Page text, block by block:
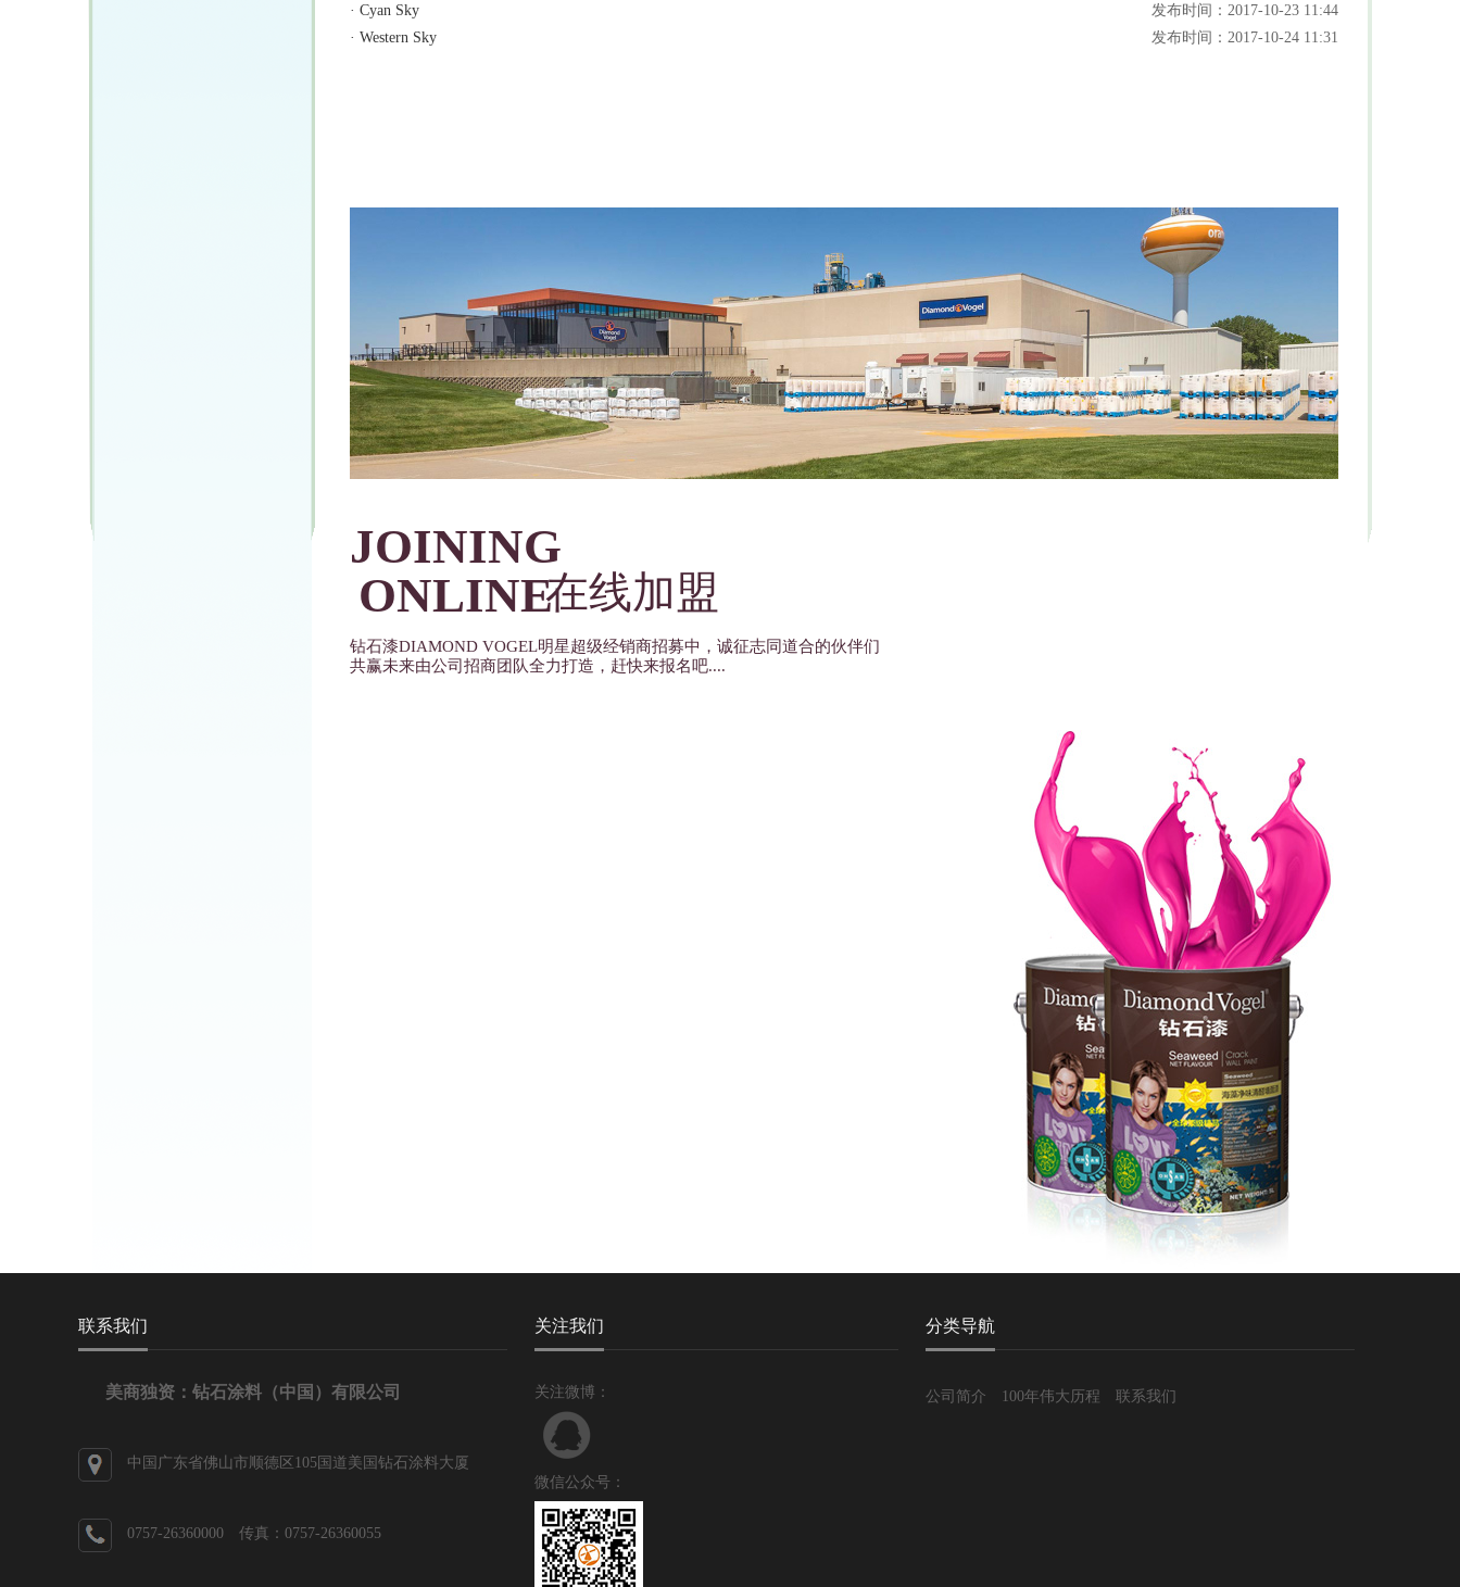
· Cyan Sky
发布时间：2017-10-23 11:44
· Western Sky 发布时间：2017-10-24 11:31
JOINING
ONLINE在线加盟
钻石漆DIAMOND VOGEL明星超级经销商招募中，诚征志同道合的伙伴们
共赢未来由公司招商团队全力打造，赶快来报名吧....
联系我们
美商独资：钻石涂料（中国）有限公司
中国广东省佛山市顺德区105国道美国钻石涂料大厦
0757-26360000 传真：0757-26360055
关注我们
关注微博：
微信公众号：
分类导航
公司简介 100年伟大历程 联系我们